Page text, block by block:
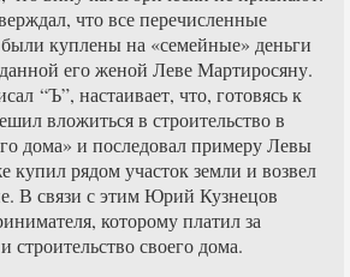
что все перечисленные
куплены на «семейные» деньги
его женой Леве Мартиросяну.
“Ъ”, настаивает, что, готовясь к
вложиться в строительство в
дома» и последовал примеру Левы
купил рядом участок земли и возвел
В связи с этим Юрий Кузнецов
которому платил за
строительство своего дома.